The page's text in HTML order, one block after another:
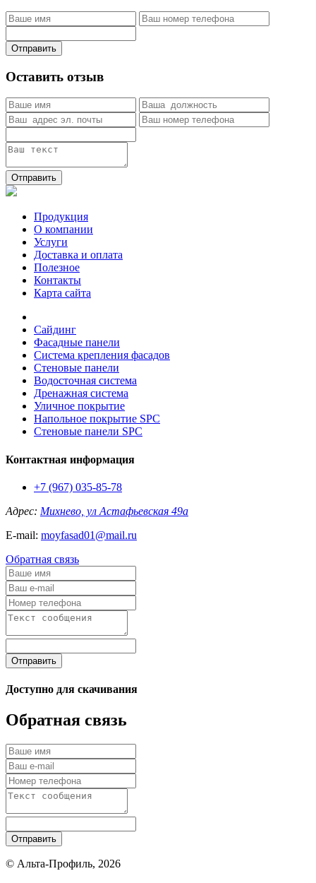
Отправить
Оставить отзыв
Отправить
Продукция
О компании
Услуги
Доставка и оплата
Полезное
Контакты
Карта сайта
Сайдинг
Фасадные панели
Система крепления фасадов
Стеновые панели
Водосточная система
Дренажная система
Уличное покрытие
Напольное покрытие SPC
Стеновые панели SPC
Контактная информация
+7 (967) 035-85-78
Адрес: Михнево, ул Астафьевская 49а
E-mail: moyfasad01@mail.ru
Обратная связь
Отправить
Доступно для скачивания
Обратная связь
Отправить
© Альта-Профиль, 2026